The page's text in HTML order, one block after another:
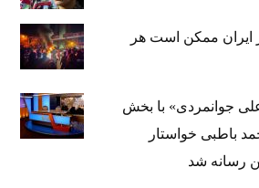
ایران ممکن است هر
جوانمردی» با بخش
باطبی خواستار
رسانه شد